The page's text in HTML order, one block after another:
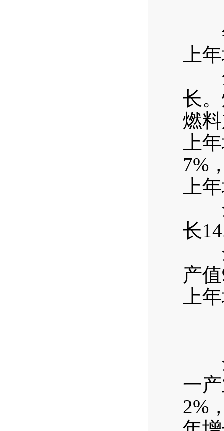
年
上
分
长
燃
上
7%
上
全
长
全
产
上
全
一
2%